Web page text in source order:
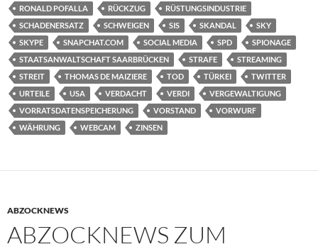
RONALD POFALLA
RÜCKZUG
RÜSTUNGSINDUSTRIE
SCHADENERSATZ
SCHWEIGEN SIS SKANDAL
SKY
SKYPE
SNAPCHAT.COM SOCIAL MEDIA SPD
SPIONAGE
STAATSANWALTSCHAFT SAARBRÜCKEN
STRAFE
STREAMING
STREIT
THOMAS DE MAIZIERE TOD TÜRKEI
TWITTER
URTEILE
USA VERDACHT VERDI
VERGEWALTIGUNG
VORRATSDATENSPEICHERUNG
VORSTAND
VORWURF
WÄHRUNG
WEBCAM ZINSEN
ABZOCKNEWS
ABZOCKNEWS ZUM